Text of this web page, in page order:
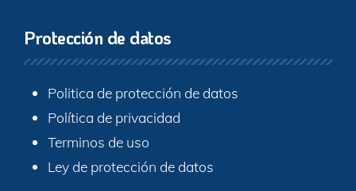
Protección de datos
Politica de protección de datos
Política de privacidad
Terminos de uso
Ley de protección de datos